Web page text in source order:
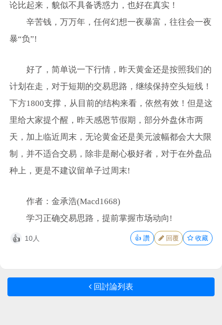
论比起来，貌似不具备诱惑力，也好在真实！
辛苦钱，万万年，任何幻想一夜暴富，往往会一夜
暴“负”!
好了，简单说一下行情，昨天黄金还是按照我们的
计划在走，对于短期的交易思路，继续保持空头短线！
下方1800支撑，从目前的结构来看，依然有效！但是这
里给大家提个醒，昨天感恩节假期，部分外盘休市两
天，加上临近周末，无论黄金还是美元波幅都会大大限
制，并不适合交易，除非是耐心极好者，对于在外盘品
种上，更是不建议留单子过周末!
作者：金承浩(Macd1668)
学习正确交易思路，提前掌握市场动向!
👍 10人 👍 讚 回覆 收藏
回討論列表